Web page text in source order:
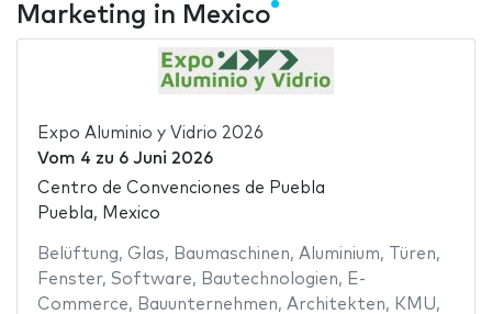
Marketing in Mexico
Expo Aluminio y Vidrio 2026
Vom 4 zu 6 Juni 2026
Centro de Convenciones de Puebla
Puebla, Mexico
Belüftung, Glas, Baumaschinen, Aluminium, Türen,
Fenster, Software, Bautechnologien, E-
Commerce, Bauunternehmen, Architekten, KMU,